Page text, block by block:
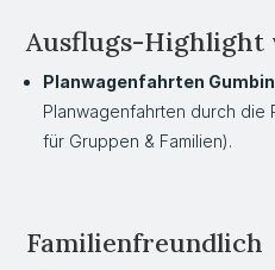
Ausflugs-Highlight
Planwagenfahrten
Planwagenfahrten durch die
für Gruppen & Familien).
Familienfreundlich